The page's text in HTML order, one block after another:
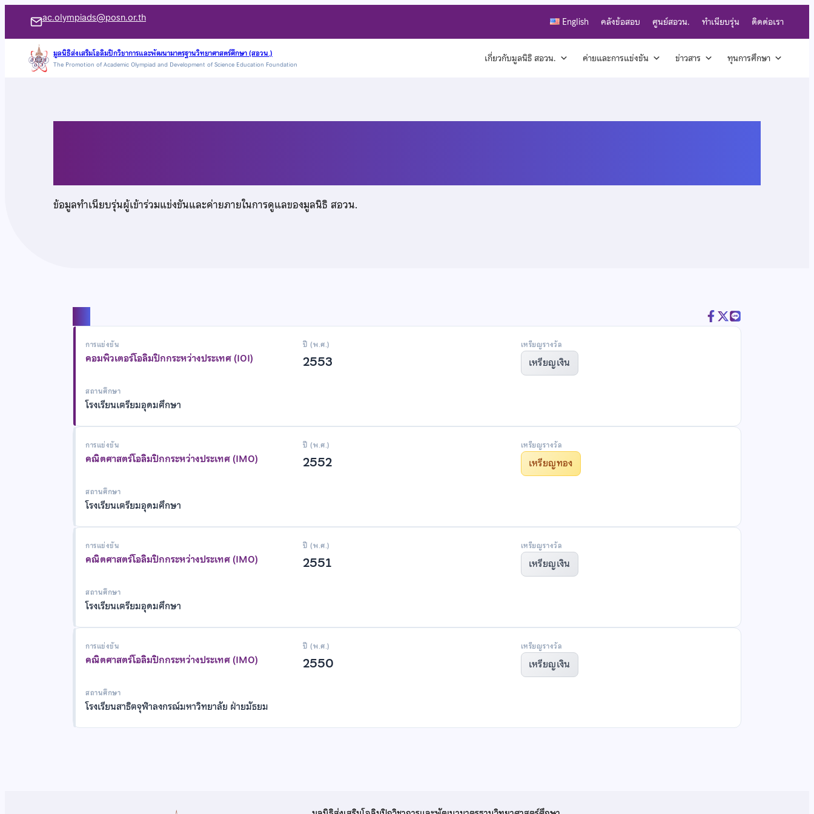
เนื้อหา
ac.olympiads@posn.or.th English คลังข้อสอบ ศูนย์สอวน. ทำเนียบรุ่น ติดต่อเรา
มูลนิธิส่งเสริมโอลิมปิกวิชาการและพัฒนามาตรฐานวิทยาศาสตร์ศึกษา (สอวน.)
The Promotion of Academic Olympiad and Development of Science Education Foundation เกี่ยวกับมูลนิธิ สอวน. ค่ายและการแข่งขัน ข่าวสาร ทุนการศึกษา
ข้อมูลทำเนียบรุ่นผู้เข้าร่วมแข่งขันและค่ายภายในการดูแลของมูลนิธิ สอวน.
การแข่งขัน
คอมพิวเตอร์โอลิมปิกกระหว่างประเทศ (IOI)
ปี (พ.ศ.)
2553
เหรียญรางวัล
เหรียญเงิน
สถานศึกษา
โรงเรียนเตรียมอุดมศึกษา
การแข่งขัน
คณิตศาสตร์โอลิมปิกกระหว่างประเทศ (IMO)
ปี (พ.ศ.)
2552
เหรียญรางวัล
เหรียญทอง
สถานศึกษา
โรงเรียนเตรียมอุดมศึกษา
การแข่งขัน
คณิตศาสตร์โอลิมปิกกระหว่างประเทศ (IMO)
ปี (พ.ศ.)
2551
เหรียญรางวัล
เหรียญเงิน
สถานศึกษา
โรงเรียนเตรียมอุดมศึกษา
การแข่งขัน
คณิตศาสตร์โอลิมปิกกระหว่างประเทศ (IMO)
ปี (พ.ศ.)
2550
เหรียญรางวัล
เหรียญเงิน
สถานศึกษา
โรงเรียนสาธิตจุฬาลงกรณ์มหาวิทยาลัย ฝ่ายมัธยม